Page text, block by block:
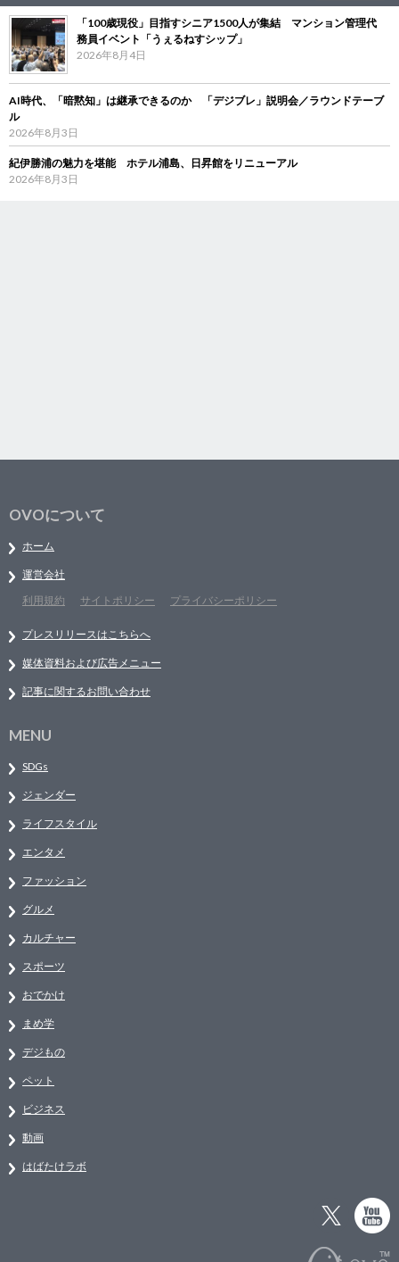
「100歳現役」目指すシニア1500人が集結 マンション管理代
務員イベント「うぇるねすシップ」
2026年8月4日
AI時代、「暗黙知」は継承できるのか 「デジブレ」説明会／ラウンドテーブ
ル
2026年8月3日
紀伊勝浦の魅力を堪能 ホテル浦島、日昇館をリニューアル
2026年8月3日
OVOについて
ホーム
運営会社
利用規約
サイトポリシー プライバシーポリシー
プレスリリースはこちらへ
媒体資料および広告メニュー
記事に関するお問い合わせ
MENU
SDGs
ジェンダー
ライフスタイル
エンタメ
ファッション
グルメ
カルチャー
スポーツ
おでかけ
まめ学
デジもの
ペット
ビジネス
動画
はばたけラボ